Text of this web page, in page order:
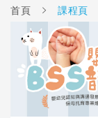
首頁 課程頁